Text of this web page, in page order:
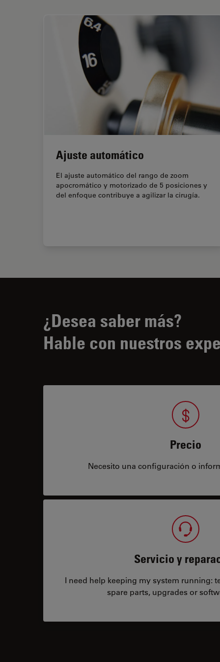
Ajuste automático
El ajuste automático del rango de zoom
apocromático y motorizado de 5 posiciones y
del enfoque contribuye a agilizar la cirugía.
¿Desea saber más?
Hable con nuestros
Precio
Necesito una configuración o
Servicio y
I need help keeping my system running:
spare parts, upgrades or